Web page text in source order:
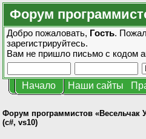
Форум
Добро пожаловать, Гость.
зарегистрируйтесь.
Вам не пришло письмо с кодом
Начало Наши сайты
Форум программистов «Весельчак
(c#, vs10)